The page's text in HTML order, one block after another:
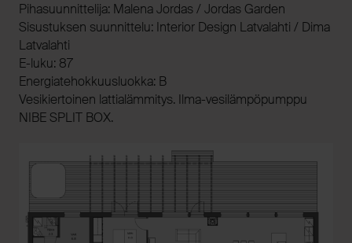
Pihasuunnittelija: Malena Jordas / Jordas Garden
Sisustuksen suunnittelu: Interior Design Latvalahti / Dima
Latvalahti
E-luku: 87
Energiatehokkuusluokka: B
Vesikiertoinen lattialämmitys. Ilma-vesilämpöpumppu
NIBE SPLIT BOX.